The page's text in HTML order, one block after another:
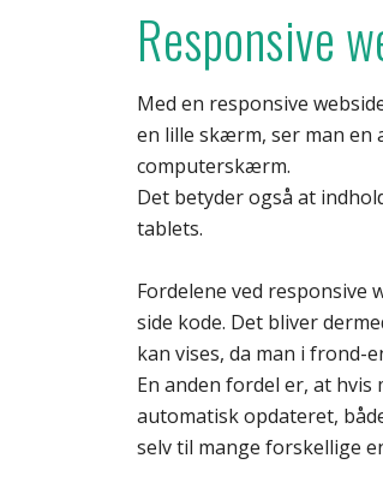
Responsive
Med en responsive
en lille skærm, ser man en
computerskærm.
Det betyder også at
tablets.
Fordelene ved responsive
side kode. Det bliver
kan vises, da man i frond-
En anden fordel er, at
automatisk opdateret,
selv til mange forskellige